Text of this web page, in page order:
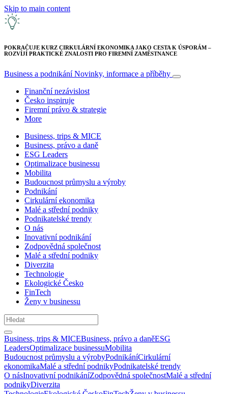
Skip to main content
POKRAČUJE KURZ CIRKULÁRNÍ EKONOMIKA JAKO CESTA K ÚSPORÁM –
ROZVÍJÍ PRAKTICKÉ ZNALOSTI PRO FIREMNÍ ZAMĚSTNANCE
Business a podnikáníNovinky, informace a příběhy
Finanční nezávislost
Česko inspiruje
Firemní právo & strategie
More
Business, trips & MICE
Business, právo a daně
ESG Leaders
Optimalizace businessu
Mobilita
Budoucnost průmyslu a výroby
Podnikání
Cirkulární ekonomika
Malé a střední podniky
Podnikatelské trendy
O nás
Inovativní podnikání
Zodpovědná společnost
Malé a střední podniky
Diverzita
Technologie
Ekologické Česko
FinTech
Ženy v businessu
Business, trips & MICEBusiness, právo a daněESG
LeadersOptimalizace businessuMobilita
Budoucnost průmyslu a výrobyPodnikáníCirkulární
ekonomikaMalé a střední podnikyPodnikatelské trendy
O násInovativní podnikáníZodpovědná společnostMalé a střední
podnikyDiverzita